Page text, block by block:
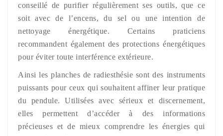
conseillé de purifier régulièrement ses outils, que ce
soit avec de l’encens, du sel ou une intention de
nettoyage énergétique. Certains praticiens
recommandent également des protections énergétiques
pour éviter toute interférence extérieure.
Ainsi les planches de radiesthésie sont des instruments
puissants pour ceux qui souhaitent affiner leur pratique
du pendule. Utilisées avec sérieux et discernement,
elles permettent d’accéder à des informations
précieuses et de mieux comprendre les énergies qui